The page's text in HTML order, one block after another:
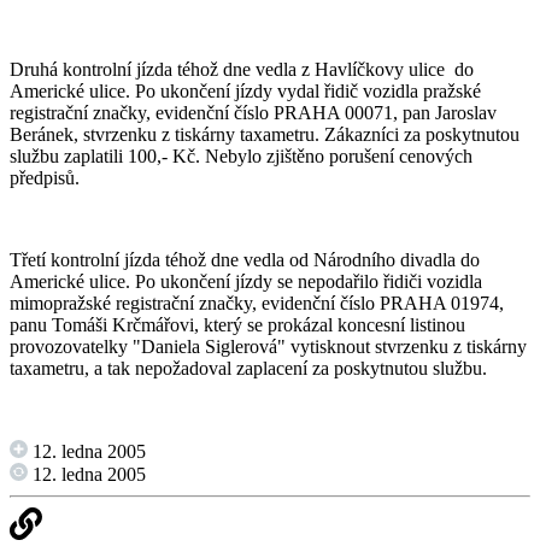
Druhá kontrolní jízda téhož dne vedla z Havlíčkovy ulice do
Americké ulice. Po ukončení jízdy vydal řidič vozidla pražské
registrační značky, evidenční číslo PRAHA 00071, pan Jaroslav
Beránek, stvrzenku z tiskárny taxametru. Zákazníci za poskytnutou
službu zaplatili 100,- Kč. Nebylo zjištěno porušení cenových
předpisů.
Třetí kontrolní jízda téhož dne vedla od Národního divadla do
Americké ulice. Po ukončení jízdy se nepodařilo řidiči vozidla
mimopražské registrační značky, evidenční číslo PRAHA 01974,
panu Tomáši Krčmářovi, který se prokázal koncesní listinou
provozovatelky "Daniela Siglerová" vytisknout stvrzenku z tiskárny
taxametru, a tak nepožadoval zaplacení za poskytnutou službu.
12. ledna 2005
12. ledna 2005